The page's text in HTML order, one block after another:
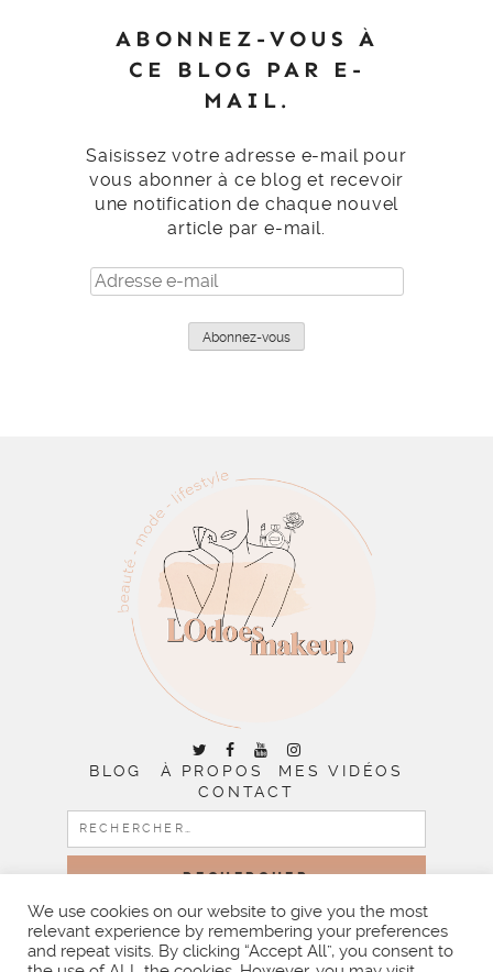
ABONNEZ-VOUS À
CE BLOG PAR E-
MAIL.
Saisissez votre adresse e-mail pour
vous abonner à ce blog et recevoir
une notification de chaque nouvel
article par e-mail.
Adresse
e-
Abonnez-vous
BLOG À PROPOS
MES VIDÉOS
CONTACT
RECHERCHER :
COPYRIGHT © 2026 | ALL RIGHTS RESERVED |
DESIGNED
BY LITTLE THEME SHOP
We use cookies on our website to give you the most
relevant experience by remembering your preferences
and repeat visits. By clicking “Accept All”, you consent to